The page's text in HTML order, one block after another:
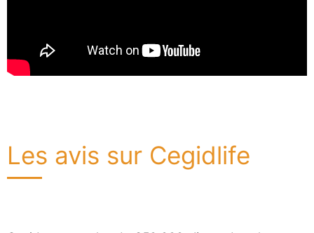
Les avis sur Cegidlife